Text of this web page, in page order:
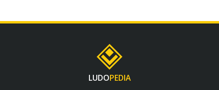
LUDOPEDIA